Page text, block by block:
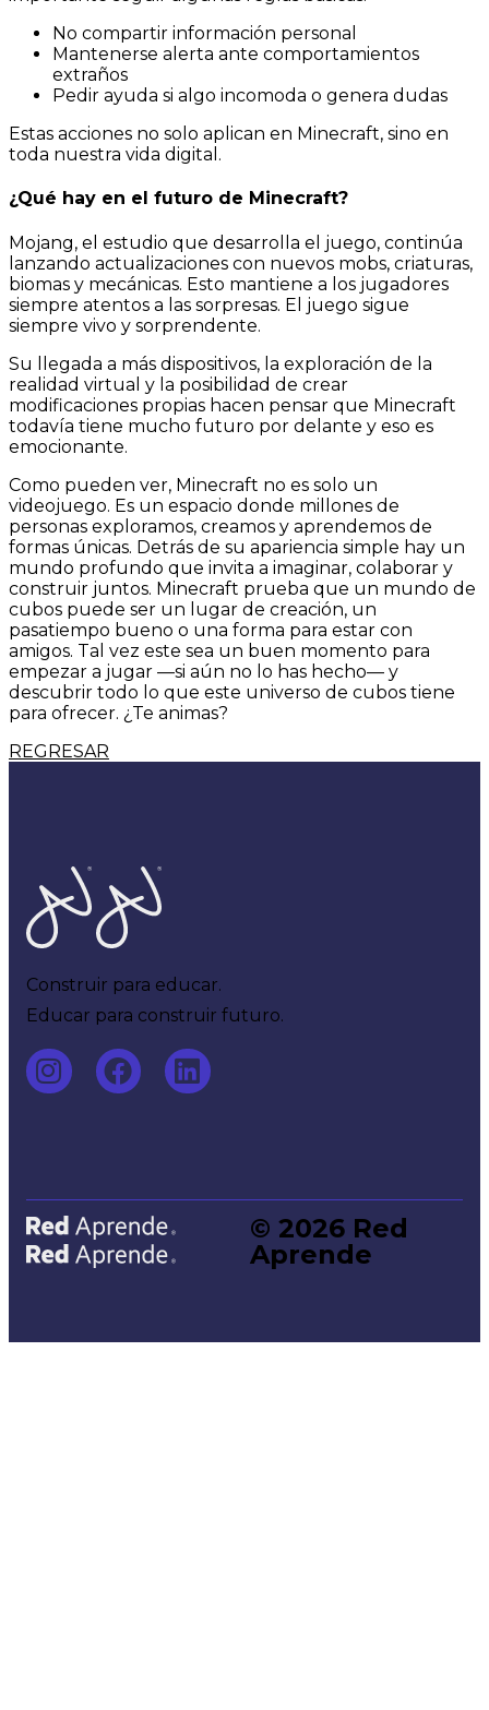
No compartir información personal
Mantenerse alerta ante comportamientos
extraños
Pedir ayuda si algo incomoda o genera dudas
Estas acciones no solo aplican en Minecraft, sino en
toda nuestra vida digital.
¿Qué hay en el futuro de Minecraft?
Mojang, el estudio que desarrolla el juego, continúa
lanzando actualizaciones con nuevos mobs, criaturas,
biomas y mecánicas. Esto mantiene a los jugadores
siempre atentos a las sorpresas. El juego sigue
siempre vivo y sorprendente.
Su llegada a más dispositivos, la exploración de la
realidad virtual y la posibilidad de crear
modificaciones propias hacen pensar que Minecraft
todavía tiene mucho futuro por delante y eso es
emocionante.
Como pueden ver, Minecraft no es solo un
videojuego. Es un espacio donde millones de
personas exploramos, creamos y aprendemos de
formas únicas. Detrás de su apariencia simple hay un
mundo profundo que invita a imaginar, colaborar y
construir juntos. Minecraft prueba que un mundo de
cubos puede ser un lugar de creación, un
pasatiempo bueno o una forma para estar con
amigos. Tal vez este sea un buen momento para
empezar a jugar —si aún no lo has hecho— y
descubrir todo lo que este universo de cubos tiene
para ofrecer. ¿Te animas?
REGRESAR
Home
Construir para educar.
Educar para construir futuro.
Home
© 2026 Red
Aprende